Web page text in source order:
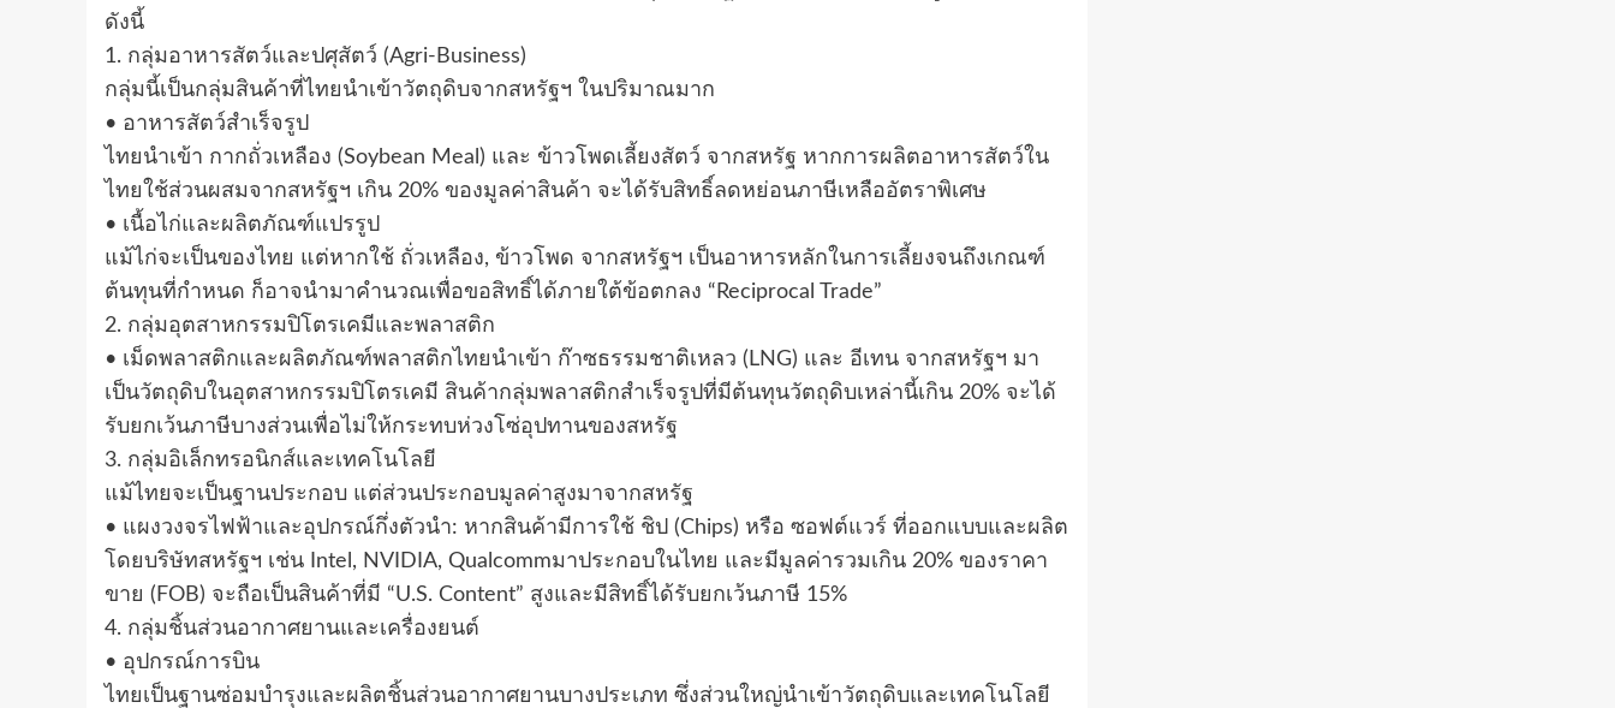
ดังนี้
1. กลุ่มอาหารสัตว์และปศุสัตว์ (Agri-Business)
กลุ่มนี้เป็นกลุ่มสินค้าที่ไทยนำเข้าวัตถุดิบจากสหรัฐฯ ในปริมาณมาก
• อาหารสัตว์สำเร็จรูป
ไทยนำเข้า กากถั่วเหลือง (Soybean Meal) และ ข้าวโพดเลี้ยงสัตว์ จากสหรัฐ หากการผลิตอาหารสัตว์ใน
ไทยใช้ส่วนผสมจากสหรัฐฯ เกิน 20% ของมูลค่าสินค้า จะได้รับสิทธิ์ลดหย่อนภาษีเหลืออัตราพิเศษ
• เนื้อไก่และผลิตภัณฑ์แปรรูป
แม้ไก่จะเป็นของไทย แต่หากใช้ ถั่วเหลือง, ข้าวโพด จากสหรัฐฯ เป็นอาหารหลักในการเลี้ยงจนถึงเกณฑ์
ต้นทุนที่กำหนด ก็อาจนำมาคำนวณเพื่อขอสิทธิ์ได้ภายใต้ข้อตกลง “Reciprocal Trade”
2. กลุ่มอุตสาหกรรมปิโตรเคมีและพลาสติก
• เม็ดพลาสติกและผลิตภัณฑ์พลาสติกไทยนำเข้า ก๊าซธรรมชาติเหลว (LNG) และ อีเทน จากสหรัฐฯ มา
เป็นวัตถุดิบในอุตสาหกรรมปิโตรเคมี สินค้ากลุ่มพลาสติกสำเร็จรูปที่มีต้นทุนวัตถุดิบเหล่านี้เกิน 20% จะได้
รับยกเว้นภาษีบางส่วนเพื่อไม่ให้กระทบห่วงโซ่อุปทานของสหรัฐ
3. กลุ่มอิเล็กทรอนิกส์และเทคโนโลยี
แม้ไทยจะเป็นฐานประกอบ แต่ส่วนประกอบมูลค่าสูงมาจากสหรัฐ
• แผงวงจรไฟฟ้าและอุปกรณ์กึ่งตัวนำ: หากสินค้ามีการใช้ ชิป (Chips) หรือ ซอฟต์แวร์ ที่ออกแบบและผลิต
โดยบริษัทสหรัฐฯ เช่น Intel, NVIDIA, Qualcommมาประกอบในไทย และมีมูลค่ารวมเกิน 20% ของราคา
ขาย (FOB) จะถือเป็นสินค้าที่มี “U.S. Content” สูงและมีสิทธิ์ได้รับยกเว้นภาษี 15%
4. กลุ่มชิ้นส่วนอากาศยานและเครื่องยนต์
• อุปกรณ์การบิน
ไทยเป็นฐานซ่อมบำรุงและผลิตชิ้นส่วนอากาศยานบางประเภท ซึ่งส่วนใหญ่นำเข้าวัตถุดิบและเทคโนโลยี